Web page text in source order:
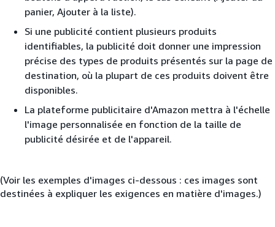
panier, Ajouter à la liste).
Si une publicité contient plusieurs produits
identifiables, la publicité doit donner une impression
précise des types de produits présentés sur la page de
destination, où la plupart de ces produits doivent être
disponibles.
La plateforme publicitaire d'Amazon mettra à l'échelle
l'image personnalisée en fonction de la taille de
publicité désirée et de l'appareil.
(Voir les exemples d'images ci-dessous : ces images sont
destinées à expliquer les exigences en matière d'images.)